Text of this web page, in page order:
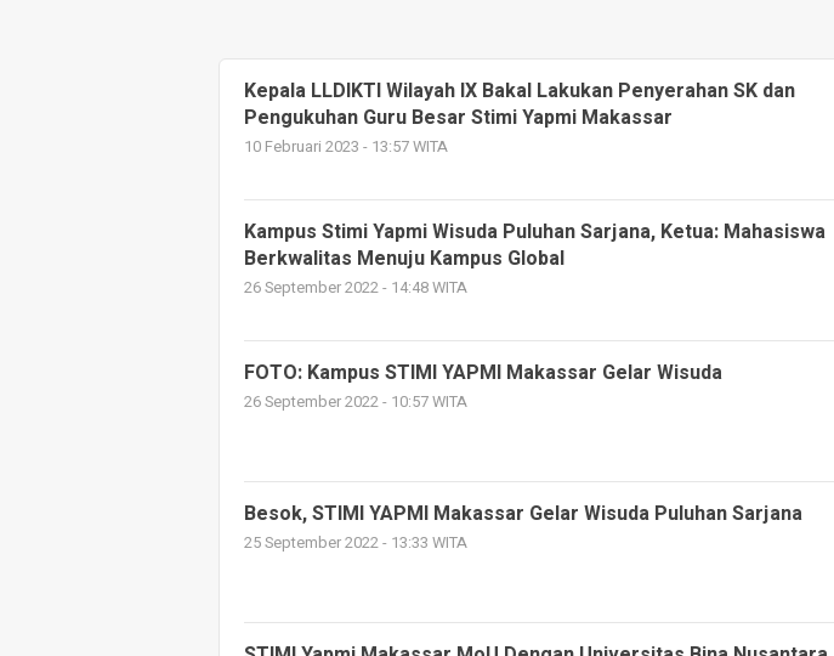
Kepala LLDIKTI Wilayah IX Bakal Lakukan Penyerahan SK dan
Pengukuhan Guru Besar Stimi Yapmi Makassar
10 Februari 2023 - 13:57 WITA
Kampus Stimi Yapmi Wisuda Puluhan Sarjana, Ketua: Mahasiswa
Berkwalitas Menuju Kampus Global
26 September 2022 - 14:48 WITA
FOTO: Kampus STIMI YAPMI Makassar Gelar Wisuda
26 September 2022 - 10:57 WITA
Besok, STIMI YAPMI Makassar Gelar Wisuda Puluhan Sarjana
25 September 2022 - 13:33 WITA